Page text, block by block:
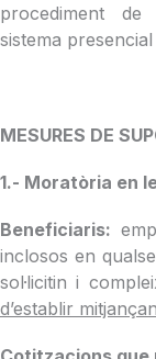
procediment de
sistema
MESURES DE
1.- Moratòria en
Beneficiaris:
inclosos en
sol·licitin i
d’establir